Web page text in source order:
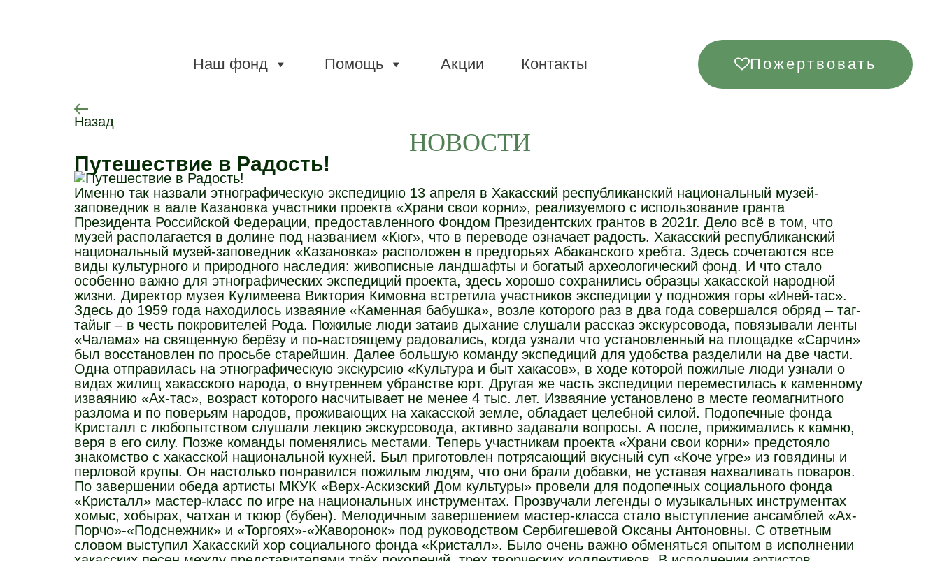
Наш фонд Помощь Акции Контакты Пожертвовать
Назад
НОВОСТИ
Путешествие в Радость!
Именно так назвали этнографическую экспедицию 13 апреля в Хакасский республиканский национальный музей-
заповедник в аале Казановка участники проекта «Храни свои корни», реализуемого с использование гранта
Президента Российской Федерации, предоставленного Фондом Президентских грантов в 2021г. Дело всё в том, что
музей располагается в долине под названием «Кюг», что в переводе означает радость. Хакасский республиканский
национальный музей-заповедник «Казановка» расположен в предгорьях Абаканского хребта. Здесь сочетаются все
виды культурного и природного наследия: живописные ландшафты и богатый археологический фонд. И что стало
особенно важно для этнографических экспедиций проекта, здесь хорошо сохранились образцы хакасской народной
жизни. Директор музея Кулимеева Виктория Кимовна встретила участников экспедиции у подножия горы «Иней-тас».
Здесь до 1959 года находилось изваяние «Каменная бабушка», возле которого раз в два года совершался обряд – таг-
тайыг – в честь покровителей Рода. Пожилые люди затаив дыхание слушали рассказ экскурсовода, повязывали ленты
«Чалама» на священную берёзу и по-настоящему радовались, когда узнали что установленный на площадке «Сарчин»
был восстановлен по просьбе старейшин. Далее большую команду экспедиций для удобства разделили на две части.
Одна отправилась на этнографическую экскурсию «Культура и быт хакасов», в ходе которой пожилые люди узнали о
видах жилищ хакасского народа, о внутреннем убранстве юрт. Другая же часть экспедиции переместилась к каменному
изваянию «Ах-тас», возраст которого насчитывает не менее 4 тыс. лет. Изваяние установлено в месте геомагнитного
разлома и по поверьям народов, проживающих на хакасской земле, обладает целебной силой. Подопечные фонда
Кристалл с любопытством слушали лекцию экскурсовода, активно задавали вопросы. А после, прижимались к камню,
веря в его силу. Позже команды поменялись местами. Теперь участникам проекта «Храни свои корни» предстояло
знакомство с хакасской национальной кухней. Был приготовлен потрясающий вкусный суп «Коче угре» из говядины и
перловой крупы. Он настолько понравился пожилым людям, что они брали добавки, не уставая нахваливать поваров.
По завершении обеда артисты МКУК «Верх-Аскизский Дом культуры» провели для подопечных социального фонда
«Кристалл» мастер-класс по игре на национальных инструментах. Прозвучали легенды о музыкальных инструментах
хомыс, хобырах, чатхан и тююр (бубен). Мелодичным завершением мастер-класса стало выступление ансамблей «Ах-
Порчо»-«Подснежник» и «Торгоях»-«Жаворонок» под руководством Сербигешевой Оксаны Антоновны. С ответным
словом выступил Хакасский хор социального фонда «Кристалл». Было очень важно обменяться опытом в исполнении